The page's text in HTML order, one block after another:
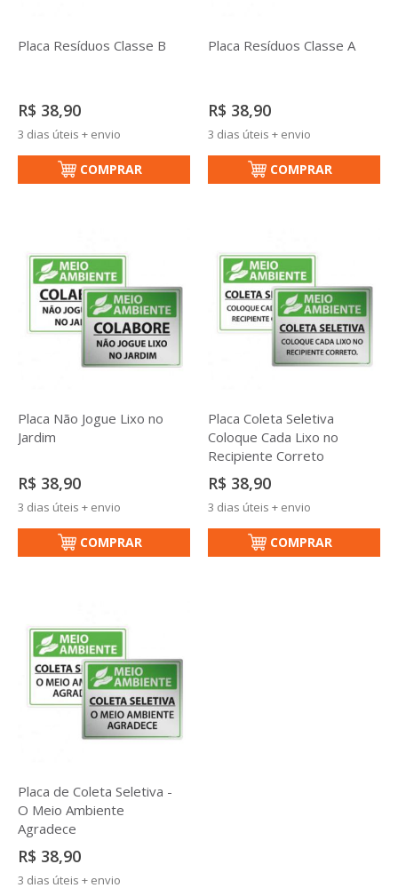
Placa Resíduos Classe B
R$ 38,90
3 dias úteis + envio
COMPRAR
Placa Resíduos Classe A
R$ 38,90
3 dias úteis + envio
COMPRAR
Placa Não Jogue Lixo no
Jardim
R$ 38,90
3 dias úteis + envio
COMPRAR
Placa Coleta Seletiva
Coloque Cada Lixo no
Recipiente Correto
R$ 38,90
3 dias úteis + envio
COMPRAR
Placa de Coleta Seletiva -
O Meio Ambiente
Agradece
R$ 38,90
3 dias úteis + envio